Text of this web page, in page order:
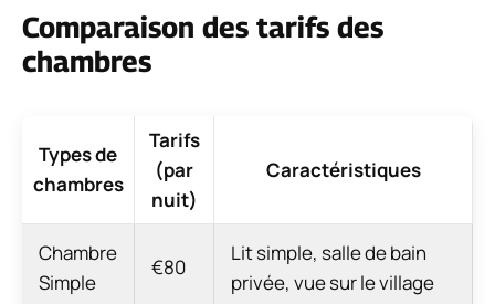
Comparaison des tarifs des
chambres
Types de
chambres
Tarifs
(par
nuit)
Caractéristiques
Chambre
Simple
€80
Lit simple, salle de bain
privée, vue sur le village